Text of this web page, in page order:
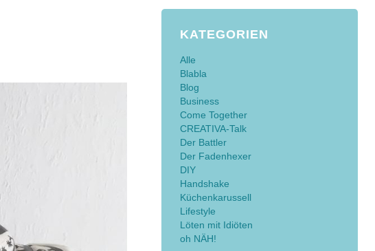
KATEGORIEN
Alle
Blabla
Blog
Business
Come Together
CREATIVA-Talk
Der Battler
Der Fadenhexer
DIY
Handshake
Küchenkarussell
Lifestyle
Löten mit Idiöten
oh NÄH!